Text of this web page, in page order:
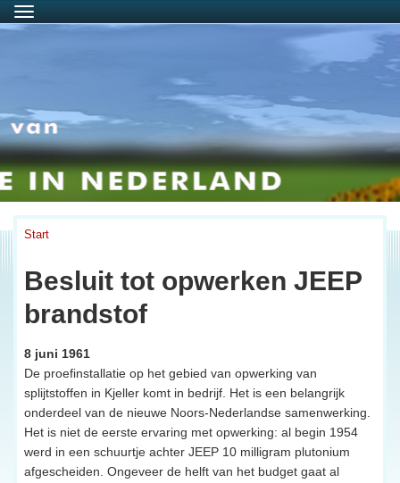
Menu
Start
Besluit tot opwerken JEEP
brandstof
8 juni 1961
De proefinstallatie op het gebied van opwerking van
splijtstoffen in Kjeller komt in bedrijf. Het is een belangrijk
onderdeel van de nieuwe Noors-Nederlandse samenwerking.
Het is niet de eerste ervaring met opwerking: al begin 1954
werd in een schuurtje achter JEEP 10 milligram plutonium
afgescheiden. Ongeveer de helft van het budget gaat al